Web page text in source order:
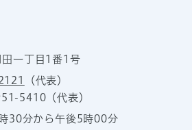
一丁目1番1号
（代表）
5410（代表）
30分から午後5時00分